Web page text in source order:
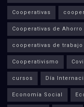
Cooperativas
Cooperativas de Ahorro
cooperativas de trabajo
Cooperativismo
cursos Día
Economía Social